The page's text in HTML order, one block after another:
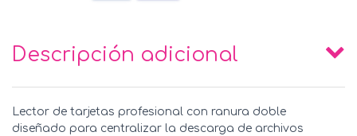
Descripción adicional
Lector de tarjetas profesional con ranura doble
diseñado para centralizar la descarga de archivos